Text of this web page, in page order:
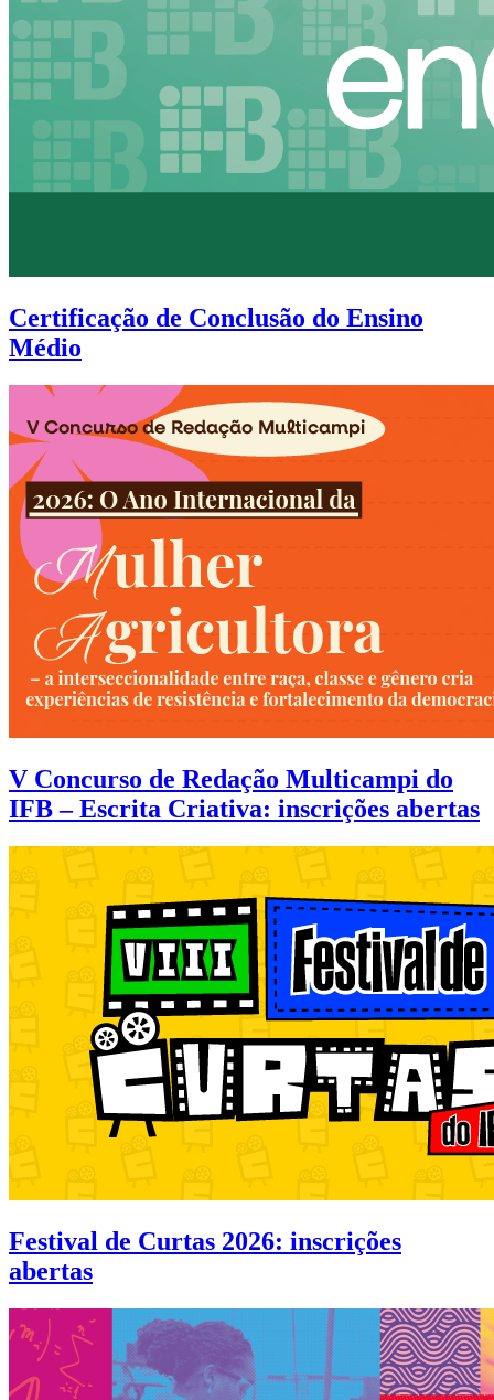
Certificação de Conclusão do Ensino
Médio
V Concurso de Redação Multicampi do
IFB – Escrita Criativa: inscrições abertas
Festival de Curtas 2026: inscrições
abertas